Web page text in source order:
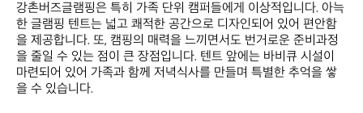
강촌버즈글램핑은 특히 가족 단위 캠퍼들에게 이상적입니다. 아늑
한 글램핑 텐트는 넓고 쾌적한 공간으로 디자인되어 있어 편안함
을 제공합니다. 또, 캠핑의 매력을 느끼면서도 번거로운 준비과정
을 줄일 수 있는 점이 큰 장점입니다. 텐트 앞에는 바비큐 시설이
마련되어 있어 가족과 함께 저녁식사를 만들며 특별한 추억을 쌓
을 수 있습니다.